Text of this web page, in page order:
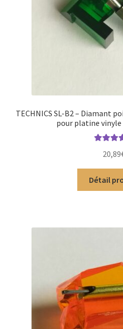
TECHNICS SL-B2 – Diamant
pour platine
sur 5
20,89
Détail